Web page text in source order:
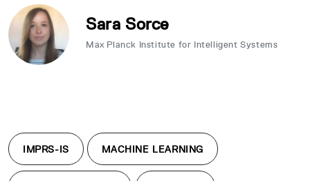
Sara Sorce
Max Planck Institute for Intelligent Systems
IMPRS-IS MACHINE LEARNING